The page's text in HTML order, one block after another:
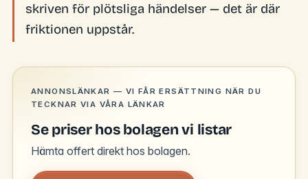
skriven för plötsliga händelser — det är där
friktionen uppstår.
ANNONSLÄNKAR — VI FÅR ERSÄTTNING NÄR DU
TECKNAR VIA VÅRA LÄNKAR
Se priser hos bolagen vi listar
Hämta offert direkt hos bolagen.